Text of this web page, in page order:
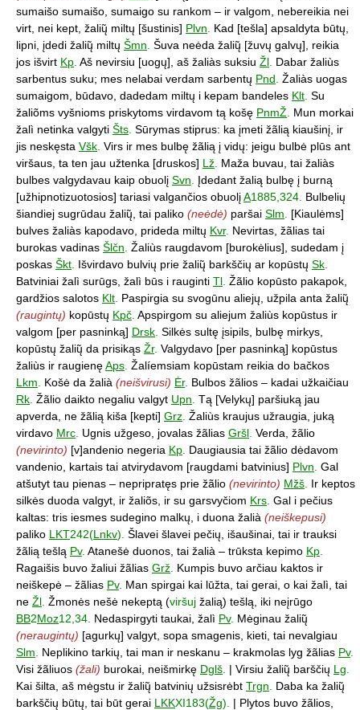
sumaišo sumaišo, sumaigo su rankom – ir valgom, nebereikia nei
virt, nei kept, žalių̃ miltų [šustinis] Plvn. Kad [tešla] apsaldyta būtų,
lipni, įdedi žalių̃ miltų Šmn. Šuva neėda žalių̃ [žuvų galvų], reikia
jos išvirt Kp. Aš nevirsiu [uogų], aš žaliàs suksiu Žl. Dabar žaliùs
sarbentus suku; mes nelabai verdam sarbentų Pnd. Žaliàs uogas
sumaigom, būdavo, dadedam miltų i kepam bandeles Klt. Su
žaliõms vyšnioms priskytoms virdavom tą košę PnmŽ. Mun morkai
žalì netinka valgyti Šts. Sūrymas stiprus: ka įmeti žãlią kiaušinį, ir
jis neskęsta Všk. Virs ir mes bulbę žãlią į vidų: jeigu bulbė plūs ant
viršaus, ta ten jau užtenka [druskos] Lž. Maža buvau, tai žaliàs
bulbes valgydavau kaip obuolį Svn. Įdedant žalią bulbę į burną
[užhipnotizuotosios] tariasi valgančios obuolįA1885,324. Bulbelių
šiandiej sugrūdau žalių̃, tai paliko (neėdė) paršai Slm. [Kiaulėms]
bulves žaliàs kapodavo, prideda miltų Kvr. Nevirtas, žãlias tai
burokas vadinas Šlčn. Žaliùs raugdavom [burokėlius], sudedam į
poskas Škt. Išvirdavo bulvių prie žalių̃ barkščių ar kopūstų Sk.
Batviniai žalì surūgs, žalì būs i rauginti Tl. Žãlio kopūsto pakapok,
gardžios salotos Klt. Paspirgia su svogūnu aliejų, užpila anta žalių̃
(raugintų) kopūstų Kpč. Apspirgom su aliejum žaliùs kopūstus ir
valgom [per pasninką] Drsk. Silkės sultę įsipils, bulbę mirkys,
kopūstų žalių̃ da prisikąs Žr. Valgydavo [per pasninką] kopūstus
žaliùs ir raugienęAps. Žalíemsiam kopūstam reikia do bačkos
Lkm. Košė da žalià (neišvirusi) Ėr. Bulbos žãlios – kadai užkaičiau
Rk. Žãlio daikto negaliu valgyt Upn. Tą [Velykų] paršiuką jau
apverda, ne žãlią kiša [kepti] Grz. Žaliùs kraujus užraugia, juką
virdavo Mrc. Ugnis užgeso, jovalas žãlias Gršl. Verda, žãlio
(nevirinto) [v]andenio negeria Kp. Daugiausia tai žãlio dėdavom
vandenio, kartais tai atvirydavom [raugdami batvinius] Plvn. Gal
atšutyt tau pienas – nepripratęs prie žãlio (nevirinto) Mžš. Ir keptos
silkės duoda valgyt, ir žaliõs, ir su garsvyčiom Krs. Gal i pečius
kaltas: tris iesmes sudegino malkų, i duona žalià (neiškepusi)
paliko LKT242(Lnkv). Šlavei šlavei pečių, išaušinai, tai ir trauksi
žãlią tešlą Pv. Atanešė duonos, tai žalià – trūksta kepimo Kp.
Ragaišis buvo žaliui žãlias Grž. Kumpis buvo arčiau kaktos ir
neiškepė – žãlias Pv. Man spirgai kai lūžta, tai gerai, o kai žalì, tai
ne Žl. Žmonės nešė nekeptą (viršuj žalią) tešlą, iki neįrūgo
BB2Moz12,34. Nedaspirgyti taukai, žalì Pv. Mėginau žalių̃
(neraugintų) [agurkų] valgyt, sopa smagenis, kieti, tai nevalgiau
Slm. Neplikino tarkių, tai man ir neskanu – krakmolas lyg žãlias Pv.
Visi žãliuos (žali) burokai, neišmirkę Dglš. | Virsiu žalių̃ barščių Lg.
Kai šilta, aš mėgstu ir žalių̃ batvinių užsisrėbt Trgn. Daba ka žalių̃
barkščių būtų, tai būt gerai LKKXI183(Žg). | Plytos buvo žãlios,